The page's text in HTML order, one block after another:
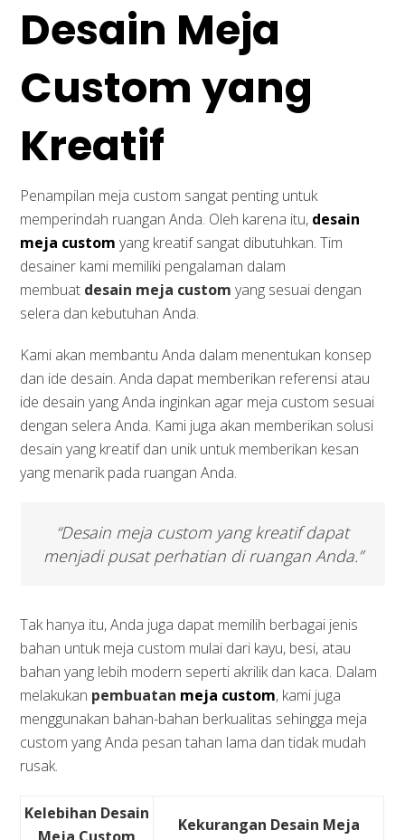
Desain Meja
Custom yang
Kreatif
Penampilan meja custom sangat penting untuk
memperindah ruangan Anda. Oleh karena itu, desain
meja custom yang kreatif sangat dibutuhkan. Tim
desainer kami memiliki pengalaman dalam
membuat desain meja custom yang sesuai dengan
selera dan kebutuhan Anda.
Kami akan membantu Anda dalam menentukan konsep
dan ide desain. Anda dapat memberikan referensi atau
ide desain yang Anda inginkan agar meja custom sesuai
dengan selera Anda. Kami juga akan memberikan solusi
desain yang kreatif dan unik untuk memberikan kesan
yang menarik pada ruangan Anda.
“Desain meja custom yang kreatif dapat
menjadi pusat perhatian di ruangan Anda.”
Tak hanya itu, Anda juga dapat memilih berbagai jenis
bahan untuk meja custom mulai dari kayu, besi, atau
bahan yang lebih modern seperti akrilik dan kaca. Dalam
melakukan pembuatan meja custom, kami juga
menggunakan bahan-bahan berkualitas sehingga meja
custom yang Anda pesan tahan lama dan tidak mudah
rusak.
Kelebihan Desain
Kekurangan Desain Meja